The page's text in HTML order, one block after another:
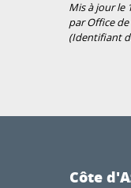
Mis à jour le
par Office
(Identifiant
Côte